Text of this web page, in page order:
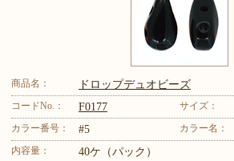
商品名： ドロップデュオビーズ
コードNo.： F0177 サイズ：
カラー番号： #5 カラー名：
内容量： 40ケ（パック）